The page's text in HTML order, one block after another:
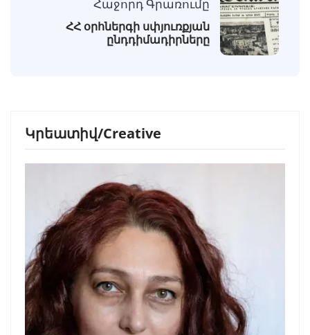
Հաջորդ Գրառումը
ՀՀ օրհներգի սփյուռքյան
ընդդիմադիրները
Կրեատիվ/Creative